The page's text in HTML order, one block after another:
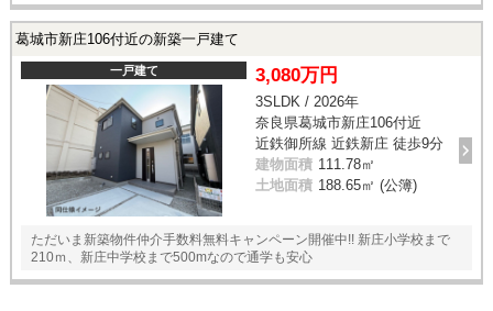
葛城市新庄106付近の新築一戸建て
一戸建て 3,080万円
3SLDK / 2026年
奈良県葛城市新庄106付近
近鉄御所線 近鉄新庄 徒歩9分
建物面積 111.78㎡
土地面積 188.65㎡ (公簿)
ただいま新築物件仲介手数料無料キャンペーン開催中!! 新庄小学校まで
210ｍ、新庄中学校まで500mなので通学も安心